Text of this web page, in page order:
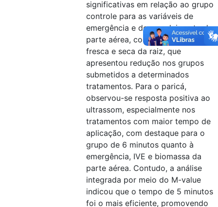
significativas em relação ao grupo
controle para as variáveis de
emergência e desenvolvimento da
parte aérea, com exceção da
fresca e seca da raiz, que
apresentou redução nos grupos
submetidos a determinados
tratamentos. Para o paricá,
observou-se resposta positiva ao
ultrassom, especialmente nos
tratamentos com maior tempo de
aplicação, com destaque para o
grupo de 6 minutos quanto à
emergência, IVE e biomassa da
parte aérea. Contudo, a análise
integrada por meio do M-value
indicou que o tempo de 5 minutos
foi o mais eficiente, promovendo